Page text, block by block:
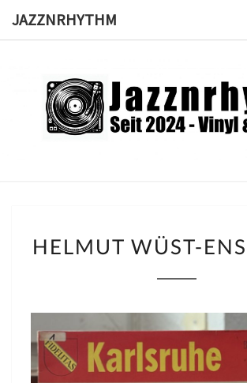
JAZZNRHYTHM
Seit
2024 –
WÜST-
HELMUT WÜST-